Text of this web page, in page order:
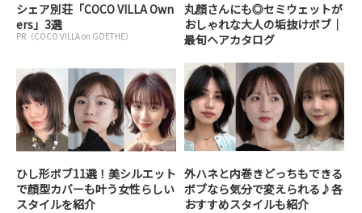
シェア別荘「COCO VILLA Own
ers」3選
PR（COCO VILLA on GOETHE）
丸顔さんにも◎セミウェットが
おしゃれな大人の垢抜けボブ｜
最旬ヘアカタログ
ひし形ボブ11選！美シルエット
で顔型カバーも叶う女性らしい
スタイルを紹介
外ハネと内巻きどっちもできる
ボブなら気分で変えられる♪各
おすすめスタイルも紹介